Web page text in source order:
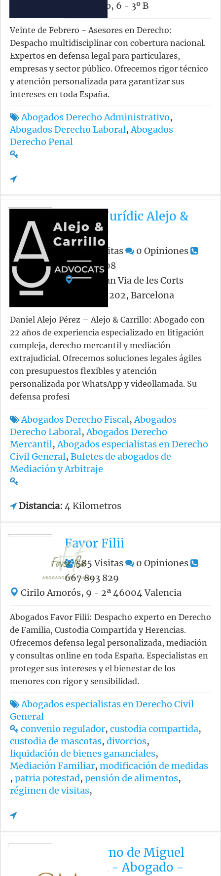
de Febrero, 6 - 3º B
Veinte de Febrero - Asesores en Derecho:
Despacho multidisciplinar con cobertura nacional.
Expertos en defensa legal para particulares,
empresas y sector público. Ofrecemos rigor técnico
y atención personalizada para garantizar sus
intereses en toda España.
Abogados Derecho Administrativo,
Abogados Derecho Laboral,Abogados
Derecho Penal
Estudi Jurídic Alejo &
Carrillo
Visitas 0 Opiniones
659880008
BarcGran Via de les Corts
Catalanes 202, Barcelona
Daniel Alejo Pérez – Alejo & Carrillo: Abogado con
22 años de experiencia especializado en litigación
compleja, derecho mercantil y mediación
extrajudicial. Ofrecemos soluciones legales ágiles
con presupuestos flexibles y atención
personalizada por WhatsApp y videollamada. Su
defensa profesi
Abogados Derecho Fiscal,Abogados
Derecho Laboral,Abogados Derecho
Mercantil,Abogados especialistas en Derecho
Civil General, Bufetes de abogados de
Mediación y Arbitraje
Distancia: 4 Kilometros
Favor Filii
585Visitas 0 Opiniones
667 893 829
Cirilo Amorós, 9 - 2ª 46004 Valencia
Abogados Favor Filii: Despacho experto en Derecho
de Familia, Custodia Compartida y Herencias.
Ofrecemos defensa legal personalizada, mediación
y consultas online en toda España. Especialistas en
proteger sus intereses y el bienestar de los
menores con rigor y sensibilidad.
Abogados especialistas en Derecho Civil
General
convenio regulador, custodia compartida,
custodia de mascotas, divorcios,
liquidación de bienes gananciales,
Mediación Familiar, modificación de medidas
, patria potestad, pensión de alimentos,
régimen de visitas,
Guillermo de Miguel
Amieva - Abogado -